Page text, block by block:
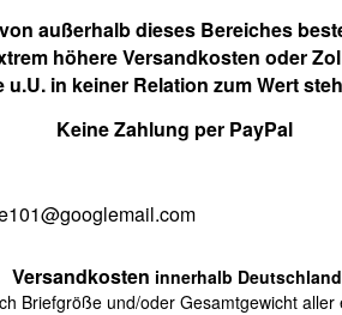
außerhalb dieses Bereiches
höhere Versandkosten oder
u.U. in keiner Relation zum Wert
Keine Zahlung per PayPal
Versandkosten innerhalb Deutschland
Briefgröße und/oder Gesamtgewicht